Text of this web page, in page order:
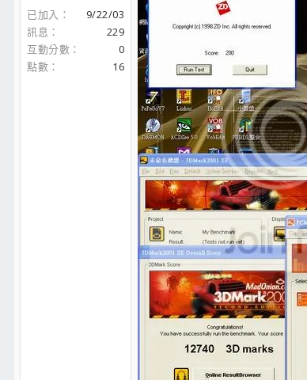
已加入
9/22/03
訊息
229
互動分數
0
點數
16